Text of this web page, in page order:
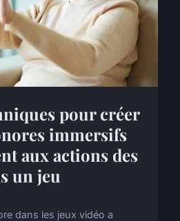
pour créer
immersifs
aux actions des
un jeu
dans les jeux vidéo a